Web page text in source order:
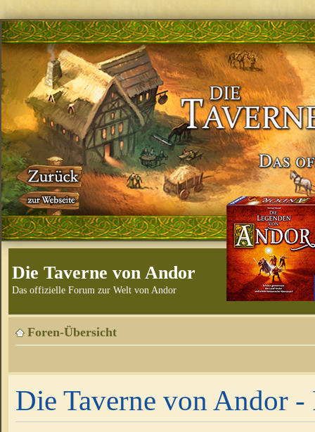
Die Taverne von Andor
Das offizielle Forum zur Welt von Andor
Foren-Übersicht
Die Taverne von Andor -